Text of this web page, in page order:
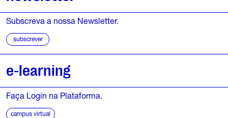
g
o
s
t
o
Subscreva a nossa Newsletter.
subscrever
e-learning
Faça Login na Plataforma.
campus virtual